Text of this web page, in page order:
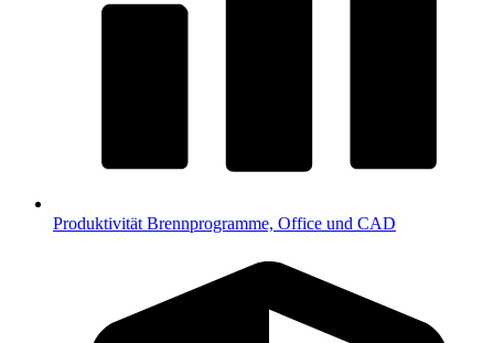
Produktivität Brennprogramme, Office und CAD